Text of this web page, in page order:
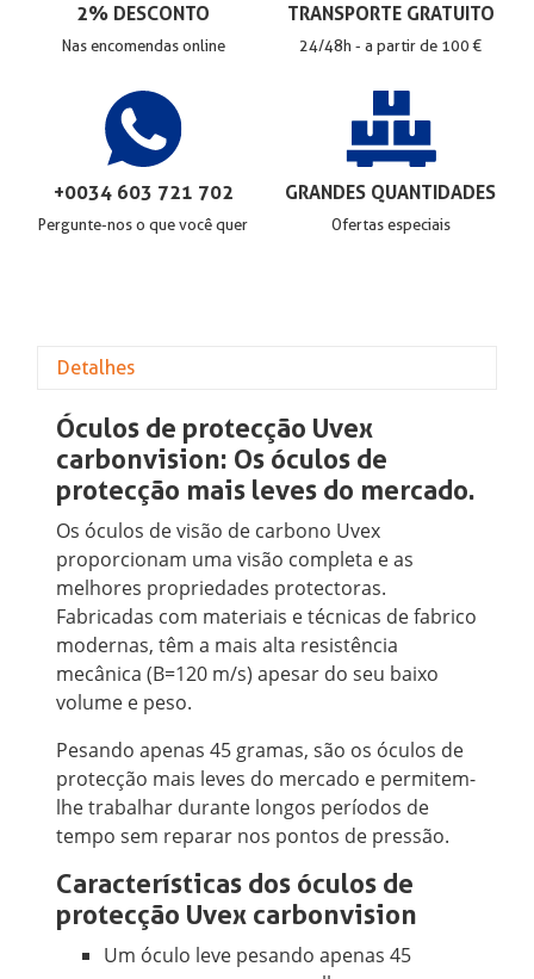
2% DESCONTO
Nas encomendas online
TRANSPORTE GRATUITO
24/48h - a partir de 100 €
+0034 603 721 702
Pergunte-nos o que você quer
GRANDES QUANTIDADES
Ofertas especiais
Detalhes
Óculos de protecção Uvex
carbonvision: Os óculos de
protecção mais leves do mercado.
Os óculos de visão de carbono Uvex
proporcionam uma visão completa e as
melhores propriedades protectoras.
Fabricadas com materiais e técnicas de fabrico
modernas, têm a mais alta resistência
mecânica (B=120 m/s) apesar do seu baixo
volume e peso.
Pesando apenas 45 gramas, são os óculos de
protecção mais leves do mercado e permitem-
lhe trabalhar durante longos períodos de
tempo sem reparar nos pontos de pressão.
Características dos óculos de
protecção Uvex carbonvision
Um óculo leve pesando apenas 45